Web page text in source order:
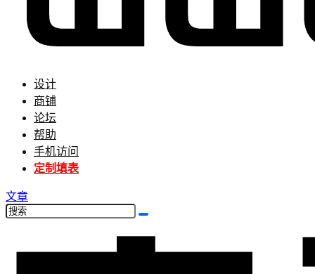
设计
商铺
论坛
帮助
手机访问
定制填表
文章